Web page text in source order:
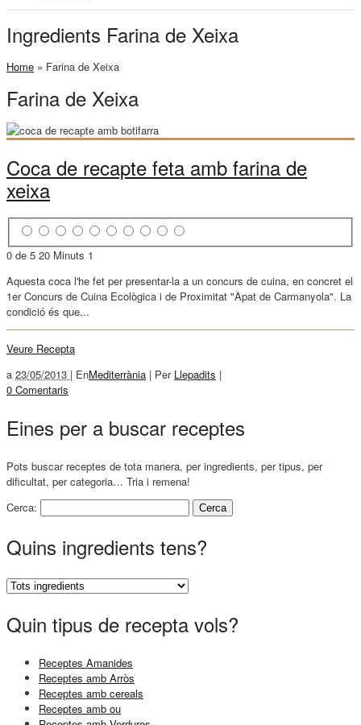
Ingredients Farina de Xeixa
Home » Farina de Xeixa
Farina de Xeixa
Coca de recapte feta amb farina de
xeixa
0 de 5 20 Minuts 1
Aquesta coca l'he fet per presentar-la a un concurs de cuina, en concret el
1er Concurs de Cuina Ecològica i de Proximitat "Àpat de Carmanyola". La
condició és que...
Veure Recepta
a 23/05/2013 | EnMediterrània | Per Llepadits |
0 Comentaris
Eines per a buscar receptes
Pots buscar receptes de tota manera, per ingredients, per tipus, per
dificultat, per categoria… Tria i remena!
Cerca:
Quins ingredients tens?
Quin tipus de recepta vols?
Receptes Amanides
Receptes amb Arròs
Receptes amb cereals
Receptes amb ou